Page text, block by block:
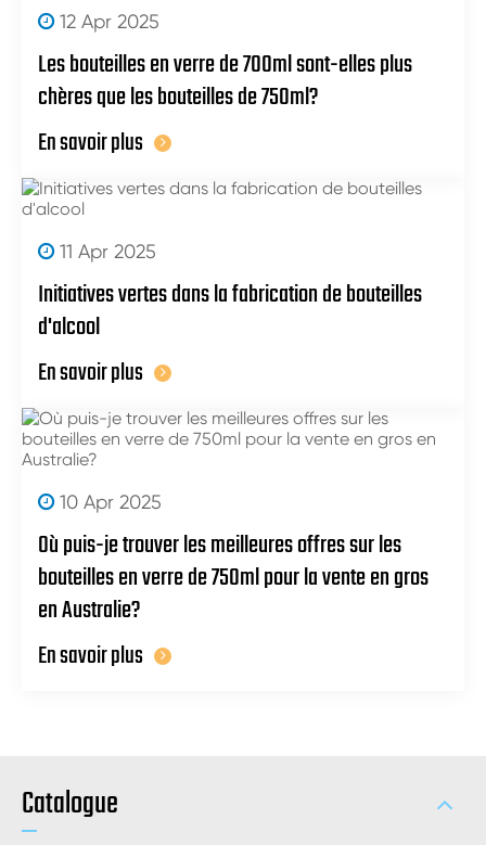
12 Apr 2025
Les bouteilles en verre de 700ml sont-elles plus
chères que les bouteilles de 750ml?
En savoir plus
11 Apr 2025
Initiatives vertes dans la fabrication de bouteilles
d'alcool
En savoir plus
10 Apr 2025
Où puis-je trouver les meilleures offres sur les
bouteilles en verre de 750ml pour la vente en gros
en Australie?
En savoir plus
Catalogue